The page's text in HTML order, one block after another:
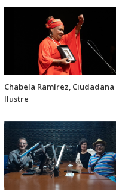
Chabela Ramírez, Ciudadana
Ilustre